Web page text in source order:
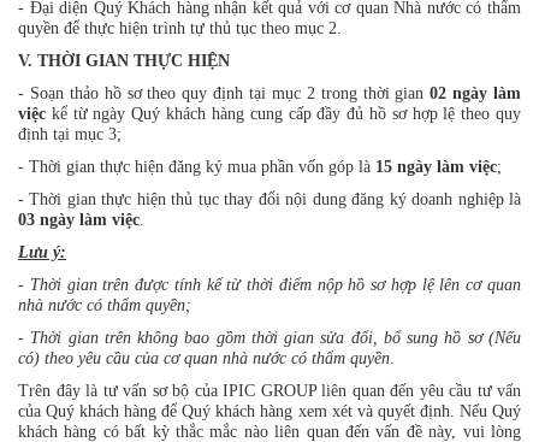
- Đại diện Quý Khách hàng nhận kết quả với cơ quan Nhà nước có thẩm
quyền để thực hiện trình tự thủ tục theo mục 2.
V. THỜI GIAN THỰC HIỆN
- Soạn thảo hồ sơ theo quy định tại mục 2 trong thời gian02 ngày làm
việc kể từ ngày Quý khách hàng cung cấp đầy đủ hồ sơ hợp lệ theo quy
định tại mục 3;
- Thời gian thực hiện đăng ký mua phần vốn góp là 15 ngày làm việc;
- Thời gian thực hiện thủ tục thay đổi nội dung đăng ký doanh nghiệp là
03 ngày làm việc.
Lưu ý:
- Thời gian trên được tính kể từ thời điểm nộp hồ sơ hợp lệ lên cơ quan
nhà nước có thẩm quyền;
- Thời gian trên không bao gồm thời gian sửa đổi, bổ sung hồ sơ (Nếu
có) theo yêu cầu của cơ quan nhà nước có thẩm quyền.
Trên đây là tư vấn sơ bộ của IPIC GROUP liên quan đến yêu cầu tư vấn
của Quý khách hàng để Quý khách hàng xem xét và quyết định. Nếu Quý
khách hàng có bất kỳ thắc mắc nào liên quan đến vấn đề này, vui lòng